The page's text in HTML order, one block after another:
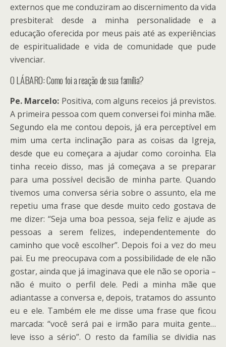
externos que me conduziram ao discernimento da vida
presbiteral: desde a minha personalidade e a
educação oferecida por meus pais até as experiências
de espiritualidade e vida de comunidade que pude
vivenciar.
O LÁBARO: Como foi a reação de sua família?
Pe. Marcelo: Positiva, com alguns receios já previstos.
A primeira pessoa com quem conversei foi minha mãe.
Segundo ela me contou depois, já era perceptível em
mim uma certa inclinação para as coisas da Igreja,
desde que eu começara a ajudar como coroinha. Ela
tinha receio disso, mas já começava a se preparar
para uma possível decisão de minha parte. Quando
tivemos uma conversa séria sobre o assunto, ela me
repetiu uma frase que desde muito cedo gostava de
me dizer: “Seja uma boa pessoa, seja feliz e ajude as
pessoas a serem felizes, independentemente do
caminho que você escolher”. Depois foi a vez do meu
pai. Eu me preocupava com a possibilidade de ele não
gostar, ainda que já imaginava que ele não se oporia –
não é muito o perfil dele. Pedi a minha mãe que
adiantasse a conversa e, depois, tratamos do assunto
eu e ele. Também ele me disse uma frase que ficou
marcada: “você será pai e irmão para muita gente…
leve isso a sério”. O resto da família se dividia nas